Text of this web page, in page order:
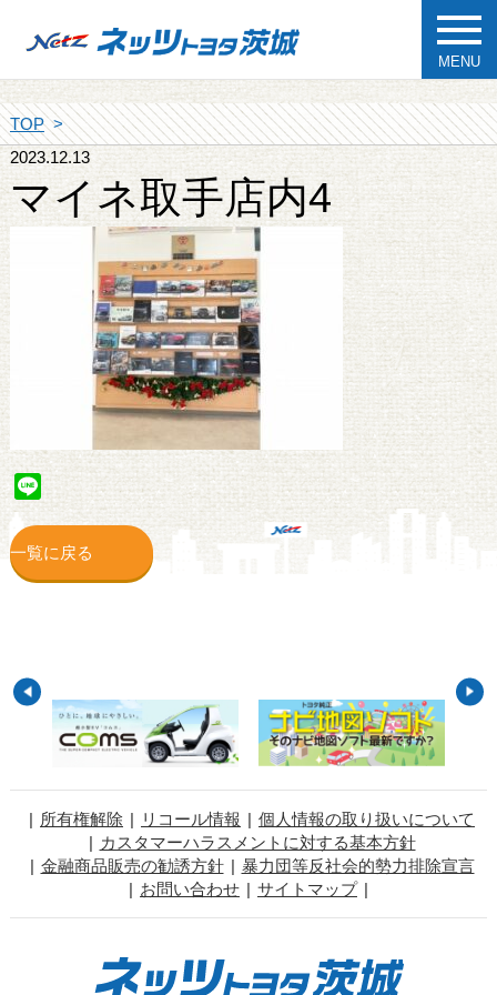
MENU
TOP
2023.12.13
マイネ取手店内4
Line
一覧に戻る
所有権解除 リコール情報
個人情報の取り扱いについて
カスタマーハラスメントに対する基本方針
金融商品販売の勧誘方針
暴力団等反社会的勢力排除宣言
お問い合わせ
サイトマップ